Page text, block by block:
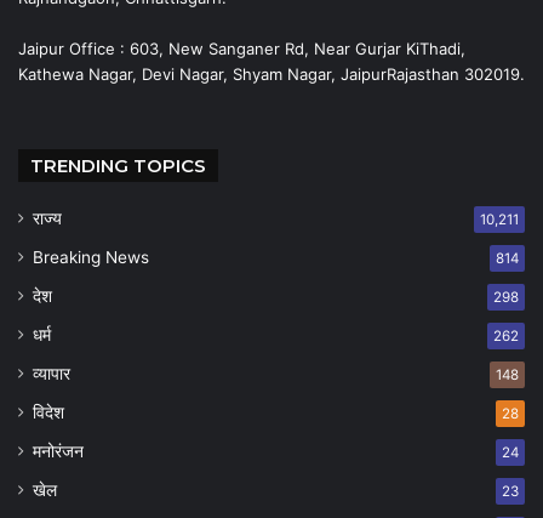
Jaipur Office : 603, New Sanganer Rd, Near Gurjar KiThadi,
Kathewa Nagar, Devi Nagar, Shyam Nagar, JaipurRajasthan 302019.
TRENDING TOPICS
राज्य 10,211
Breaking News 814
देश 298
धर्म 262
व्यापार 148
विदेश 28
मनोरंजन 24
खेल 23